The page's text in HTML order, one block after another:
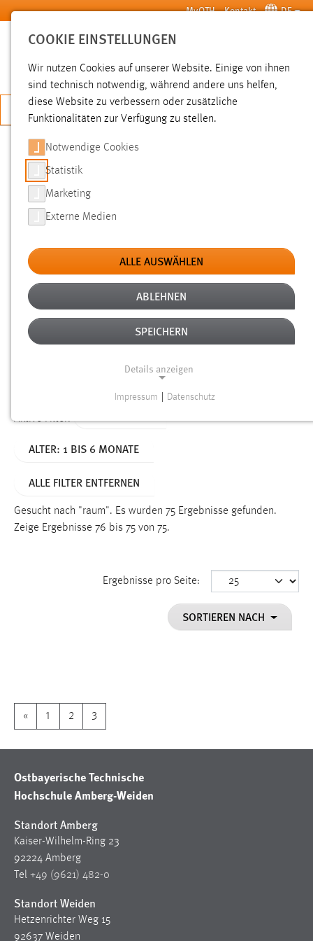
Zum Hauptinhalt springen MyOTH Kontakt DE
SUCHE
JETZT BEWERBEN
SUCHE
FILTER
Typ
Erstellungsdatum
Alter
Aktive Filter:
ALTER: 1 BIS 6 MONATE
ALLE FILTER ENTFERNEN
Gesucht nach "raum". Es wurden 75 Ergebnisse gefunden.
Zeige Ergebnisse 76 bis 75 von 75.
Ergebnisse pro Seite:
SORTIEREN NACH
« 1 2 3
Ostbayerische Technische
Hochschule Amberg-Weiden
Standort Amberg
Kaiser-Wilhelm-Ring 23
92224 Amberg
Tel +49 (9621) 482-0
Standort Weiden
Hetzenrichter Weg 15
92637 Weiden
COOKIE EINSTELLUNGEN
Wir nutzen Cookies auf unserer Website. Einige von ihnen
sind technisch notwendig, während andere uns helfen,
diese Website zu verbessern oder zusätzliche
Funktionalitäten zur Verfügung zu stellen.
Notwendige Cookies
Statistik
Marketing
Externe Medien
ALLE AUSWÄHLEN
ABLEHNEN
SPEICHERN
Details anzeigen
Funktionen und sind für die einwandfreie Funktion der
Name:
Dieser Cookie speichert die ausgewählten Einverständnis-
Name:
staticfilecache
Zweck:
gespeichert, ob man eingeloggt ist.
Sprachpräferenz
Name:
site-language-preference
Das Cookie speichert die gewählte Sprache der Website.
Cookie Laufzeit:
Impressum Datenschutz